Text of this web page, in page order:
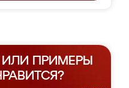
ИЛИ ПРИМЕРЫ